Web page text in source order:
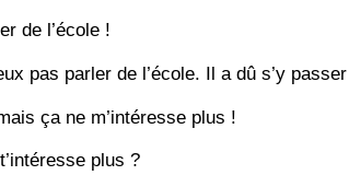
de l’école !
pas parler de l’école. Il a dû s’y
ça ne m’intéresse plus !
plus ?